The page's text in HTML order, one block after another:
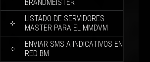
BRANDMEISTER
LISTADO DE SERVIDORES
MASTER PARA EL MMDVM
ENVIAR SMS A INDICATIVOS EN
RED BM